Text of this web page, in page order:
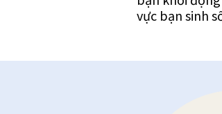
vực bạn sinh